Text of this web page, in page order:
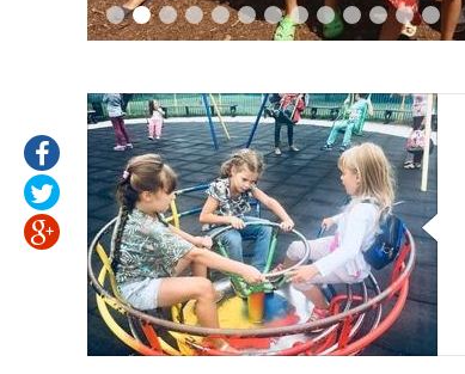
Самый первый и самый опытный
клуб развития детей в Черкассах